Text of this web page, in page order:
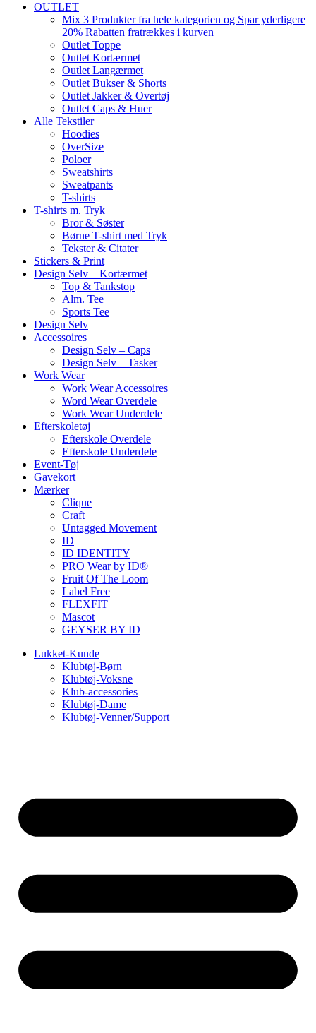
OUTLET
Mix 3 Produkter fra hele kategorien og Spar yderligere
20% Rabatten fratrækkes i kurven
Outlet Toppe
Outlet Kortærmet
Outlet Langærmet
Outlet Bukser & Shorts
Outlet Jakker & Overtøj
Outlet Caps & Huer
Alle Tekstiler
Hoodies
OverSize
Poloer
Sweatshirts
Sweatpants
T-shirts
T-shirts m. Tryk
Bror & Søster
Børne T-shirt med Tryk
Tekster & Citater
Stickers & Print
Design Selv – Kortærmet
Top & Tankstop
Alm. Tee
Sports Tee
Design Selv
Accessoires
Design Selv – Caps
Design Selv – Tasker
Work Wear
Work Wear Accessoires
Word Wear Overdele
Work Wear Underdele
Efterskoletøj
Efterskole Overdele
Efterskole Underdele
Event-Tøj
Gavekort
Mærker
Clique
Craft
Untagged Movement
ID
ID IDENTITY
PRO Wear by ID®
Fruit Of The Loom
Label Free
FLEXFIT
Mascot
GEYSER BY ID
Lukket-Kunde
Klubtøj-Børn
Klubtøj-Voksne
Klub-accessories
Klubtøj-Dame
Klubtøj-Venner/Support